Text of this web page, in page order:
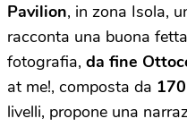
Pavilion, in zona Isola,
racconta una buona
fotografia, da fine
at me!, composta da
livelli, propone una